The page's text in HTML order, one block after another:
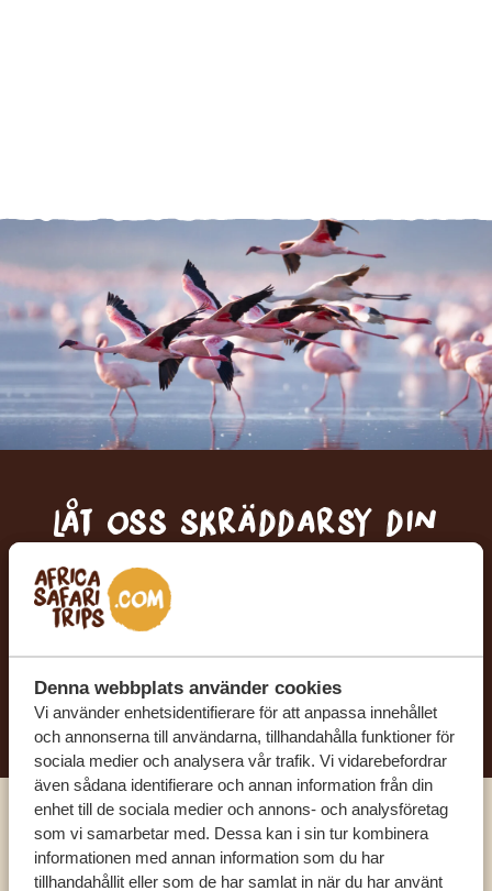
Denna webbplats använder cookies
Vi använder enhetsidentifierare för att anpassa innehållet
och annonserna till användarna, tillhandahålla funktioner för
sociala medier och analysera vår trafik. Vi vidarebefordrar
även sådana identifierare och annan information från din
enhet till de sociala medier och annons- och analysföretag
som vi samarbetar med. Dessa kan i sin tur kombinera
informationen med annan information som du har
tillhandahållit eller som de har samlat in när du har använt
Låt oss skräddarsy din
FÅ ETT KOSTNADSFRITT RESEFÖRSLAG
BÖRJA PLANERA DIN DRÖMRESA
Ring en av våra experter